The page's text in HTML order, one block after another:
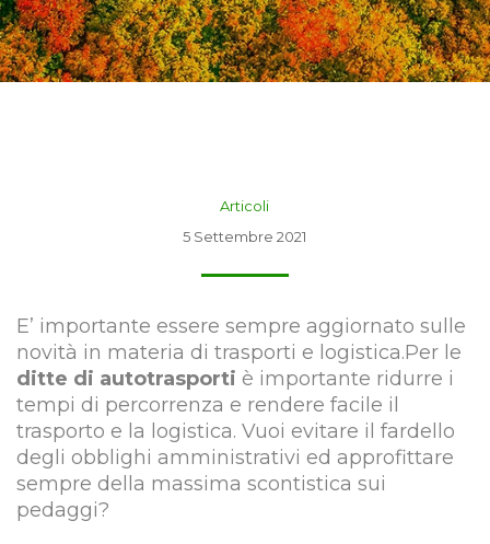
Articoli
5 Settembre 2021
E’ importante essere sempre aggiornato sulle
novità in materia di trasporti e logistica.Per le
ditte di autotrasporti è importante ridurre i
tempi di percorrenza e rendere facile il
trasporto e la logistica. Vuoi evitare il fardello
degli obblighi amministrativi ed approfittare
sempre della massima scontistica sui
pedaggi?